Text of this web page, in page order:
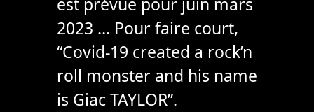
2023 … Pour faire court,
“Covid-19 created a rock’n
roll monster and his name
is Giac TAYLOR”.